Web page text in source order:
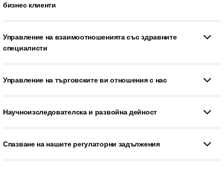
бизнес клиенти
Управление на взаимоотношенията със здравните
специалисти
Управление на търговските ви отношения с нас
Научноизследователска и развойна дейност
Спазване на нашите регулаторни задължения